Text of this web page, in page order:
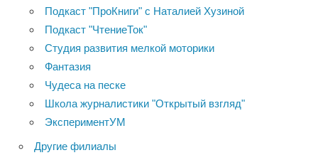
Подкаст "ПроКниги" с Наталией Хузиной
Подкаст "ЧтениеТок"
Студия развития мелкой моторики
Фантазия
Чудеса на песке
Школа журналистики "Открытый взгляд"
ЭкспериментУМ
Другие филиалы